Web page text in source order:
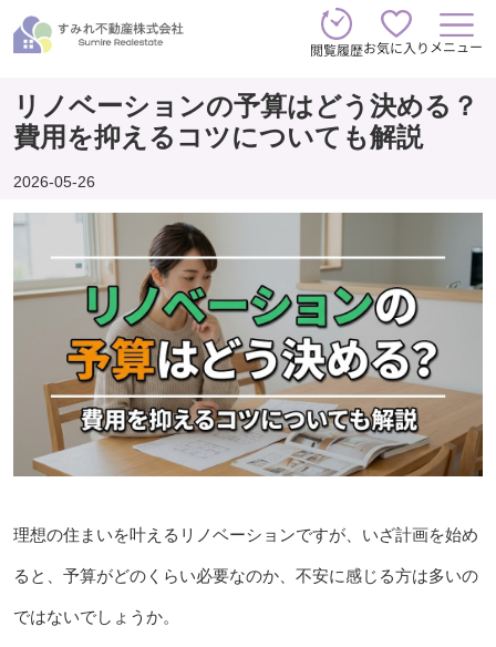
閲覧履歴お気に入り メニュー
リノベーションの予算はどう決める？
費用を抑えるコツについても解説
2026-05-26
理想の住まいを叶えるリノベーションですが、いざ計画を始め
ると、予算がどのくらい必要なのか、不安に感じる方は多いの
ではないでしょうか。